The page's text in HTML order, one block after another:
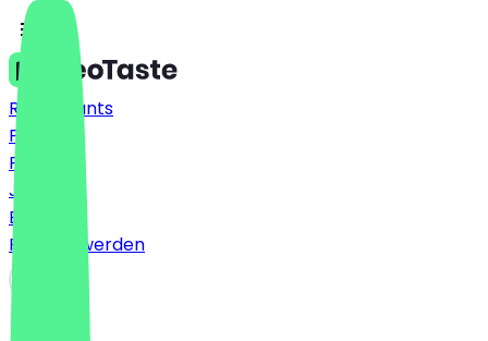
Restaurants
Preise
FAQ
Jobs
Blog
Partner werden